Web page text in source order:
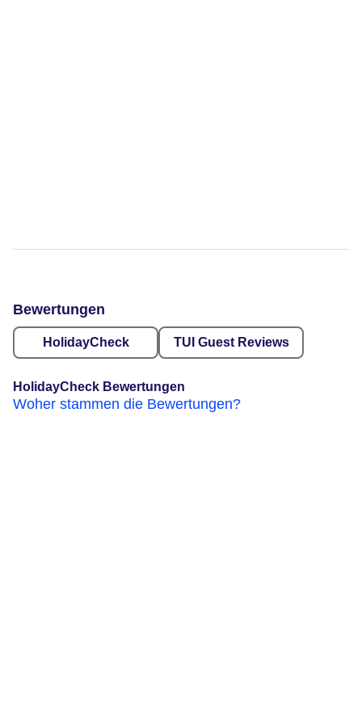
Bewertungen
HolidayCheck TUI Guest Reviews
HolidayCheck Bewertungen
Woher stammen die Bewertungen?